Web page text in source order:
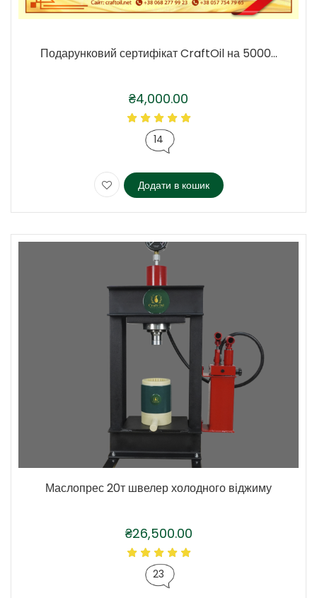
Подарунковий сертифікат CraftOil на 5000...
₴4,000.00
14
Додати в кошик
Маслопрес 20т швелер холодного віджиму
₴26,500.00
23